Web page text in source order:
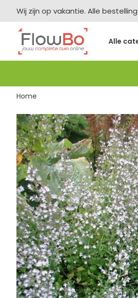
Wij zijn op vakantie. Alle
Alle
Home